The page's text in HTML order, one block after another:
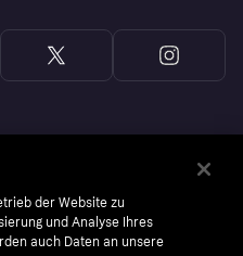
der Website zu
und Analyse Ihres
auch Daten an unsere